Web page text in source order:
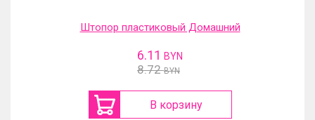
Штопор пластиковый Домашний
6.11 BYN
8.72 BYN
В корзину